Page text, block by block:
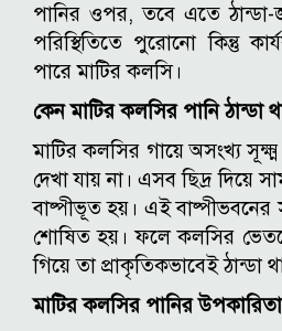
পানির ওপর, তবে এতে
পরিস্থিতিতে পুরোনো কিন্তু
পারে মাটির কলসি।
কেন মাটির কলসির পানি ঠান্ডা
মাটির কলসির গায়ে অসংখ্য
দেখা যায় না। এসব ছিদ্র দিয়ে
বাষ্পীভূত হয়। এই
শোষিত হয়। ফলে কলসির
গিয়ে তা প্রাকৃতিকভাবেই ঠান্ডা
মাটির কলসির পানির উপকারিতা